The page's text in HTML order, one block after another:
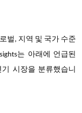
벌, 지역 및 국가 수준
는 아래에 언급된
시장을 분류했습니